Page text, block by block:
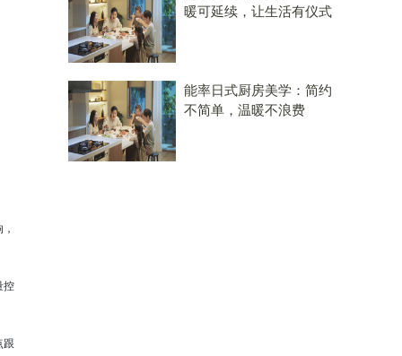
控
跟
暖可延续，让生活有仪式
能率日式厨房美学：简约
不简单，温暖不浪费